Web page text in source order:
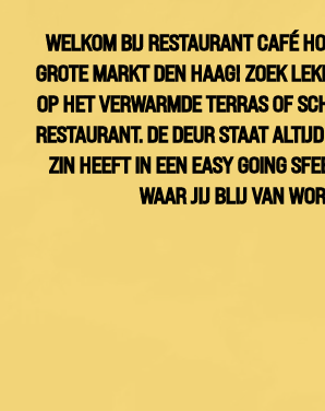
WELKOM BIJ RESTAURANT CAFÉ
GROTE MARKT DEN HAAG! ZOEK
OP HET VERWARMDE TERRAS OF
RESTAURANT. DE DEUR STAAT
ZIN HEEFT IN EEN EASY GOING
WAAR JIJ BLIJ VAN